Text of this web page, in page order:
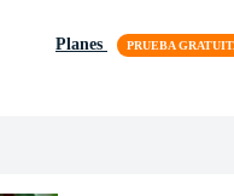
Planes